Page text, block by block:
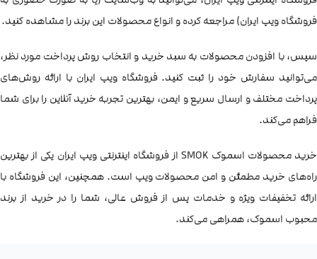
فروشگاه ویپ ایران) مراجعه کرده و انواع محصولات این برند را مشاهده کنید.
سپس، با افزودن محصولات به سبد خرید و انتخاب روش پرداخت مورد نظر،
می‌توانید سفارش خود را ثبت کنید. فروشگاه ویپ ایران با ارائه روش‌های
پرداخت مختلف و ارسال سریع و ایمن، بهترین تجربه خرید آنلاین را برای شما
فراهم می‌کند.
خرید محصولات اسموک SMOK از فروشگاه اینترنتی ویپ ایران یکی از بهترین
راه‌های خرید مطمئن و امن محصولات ویپ است. همچنین، این فروشگاه با
ارائه تخفیفات ویژه و خدمات پس از فروش عالی، شما را در خرید از برند
محبوب اسموک، همراهی می‌کند.